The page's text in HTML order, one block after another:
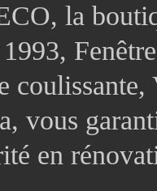
la
1993,
vous
en